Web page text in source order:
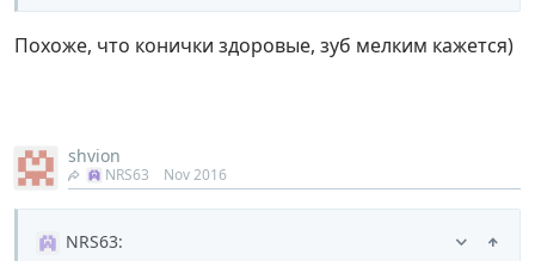
Похоже, что конички здоровые, зуб мелким кажется)
shvion
NRS63 Nov 2016
NRS63: